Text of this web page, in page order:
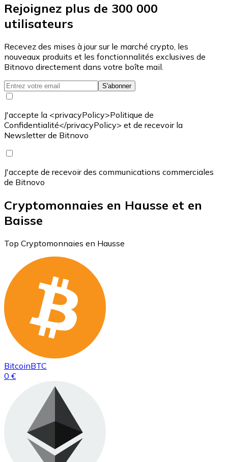
Rejoignez plus de 300 000
utilisateurs
Recevez des mises à jour sur le marché crypto, les
nouveaux produits et les fonctionnalités exclusives de
Bitnovo directement dans votre boîte mail.
S'abonner
J'accepte la <privacyPolicy>Politique de
Confidentialité</privacyPolicy> et de recevoir la
Newsletter de Bitnovo
J'accepte de recevoir des communications commerciales
de Bitnovo
Cryptomonnaies en Hausse et en
Baisse
Top Cryptomonnaies en Hausse
BitcoinBTC
0 €